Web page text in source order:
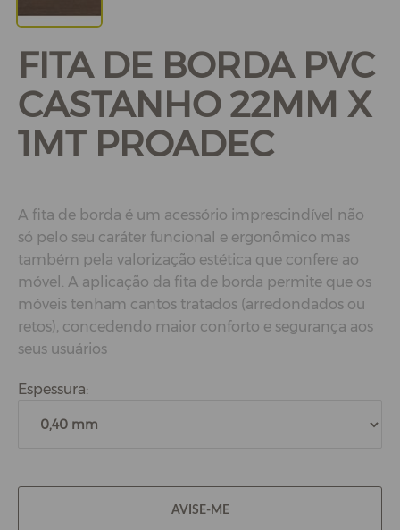
FITA DE BORDA PVC
CASTANHO 22MM X
1MT PROADEC
A fita de borda é um acessório imprescindível não
só pelo seu caráter funcional e ergonômico mas
também pela valorização estética que confere ao
móvel. A aplicação da fita de borda permite que os
móveis tenham cantos tratados (arredondados ou
retos), concedendo maior conforto e segurança aos
seus usuários
Espessura:
AVISE-ME